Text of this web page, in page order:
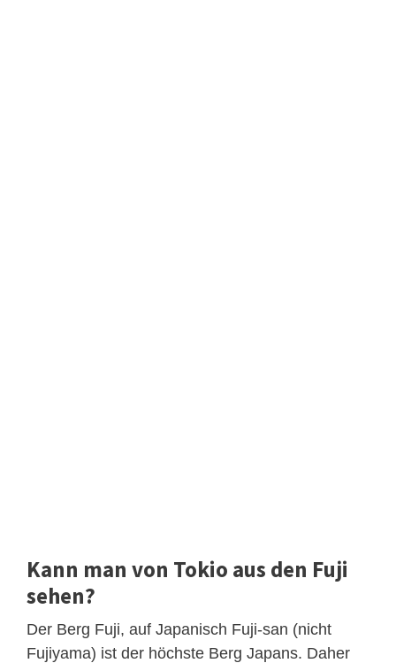
Kann man von Tokio aus den Fuji
sehen?
Der Berg Fuji, auf Japanisch Fuji-san (nicht
Fujiyama) ist der höchste Berg Japans. Daher